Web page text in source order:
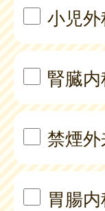
小児
腎臓
禁煙
胃腸